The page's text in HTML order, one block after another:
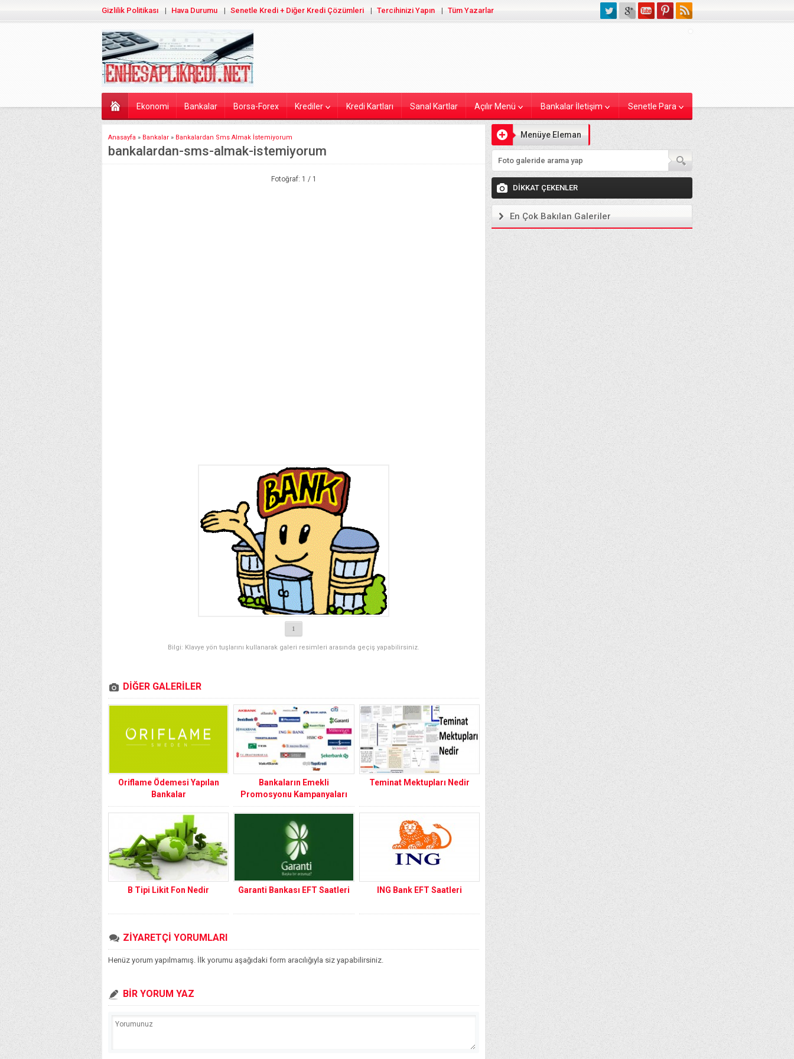
Gizlilik Politikası Hava Durumu Senetle Kredi + Diğer Kredi Çözümleri Tercihinizi Yapın Tüm Yazarlar
Ekonomi Bankalar Borsa-Forex Krediler Kredi Kartları Sanal Kartlar Açılır Menü Bankalar İletişim Senetle Para
Anasayfa » Bankalar » Bankalardan Sms Almak İstemiyorum
bankalardan-sms-almak-istemiyorum
Fotoğraf: 1 / 1
1
Bilgi: Klavye yön tuşlarını kullanarak galeri resimleri arasında geçiş yapabilirsiniz.
DİĞER GALERİLER
Oriflame Ödemesi Yapılan
Bankalar
Bankaların Emekli
Promosyonu Kampanyaları
Teminat Mektupları Nedir
B Tipi Likit Fon Nedir Garanti Bankası EFT Saatleri ING Bank EFT Saatleri
ZİYARETÇİ YORUMLARI
Henüz yorum yapılmamış. İlk yorumu aşağıdaki form aracılığıyla siz yapabilirsiniz.
BİR YORUM YAZ
Menüye Eleman
Ekleyiniz
DİKKAT ÇEKENLER
En Çok Bakılan Galeriler